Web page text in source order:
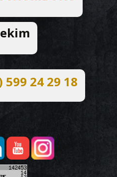
24 29 18